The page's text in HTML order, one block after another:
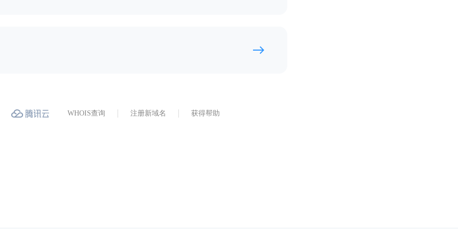
WHOIS查询 注册新域名 获得帮助